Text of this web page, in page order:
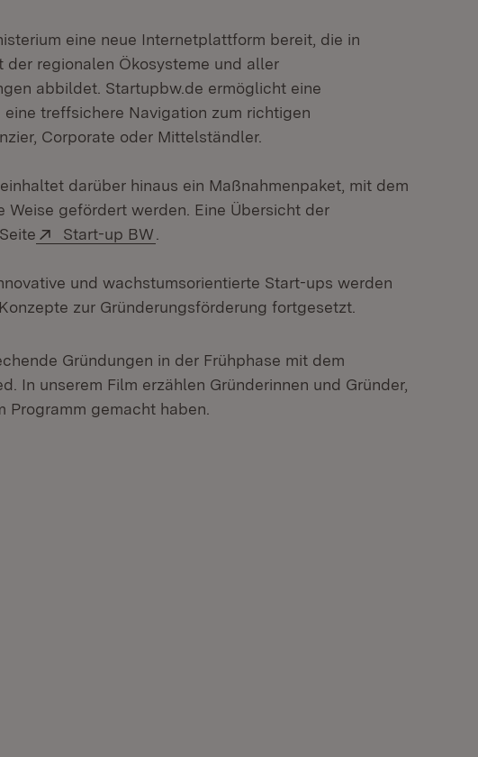
eine neue Internetplattform bereit, die in
regionalen Ökosysteme und aller
abbildet. Startupbw.de ermöglicht eine
treffsichere Navigation zum richtigen
Corporate oder Mittelständler.
darüber hinaus ein Maßnahmenpaket, mit dem
gefördert werden. Eine Übersicht der
Extern:
Start-up BW
und wachstumsorientierte Start-ups werden
zur Gründerungsförderung fortgesetzt.
Gründungen in der Frühphase mit dem
In unserem Film erzählen Gründerinnen und Gründer,
gemacht haben.